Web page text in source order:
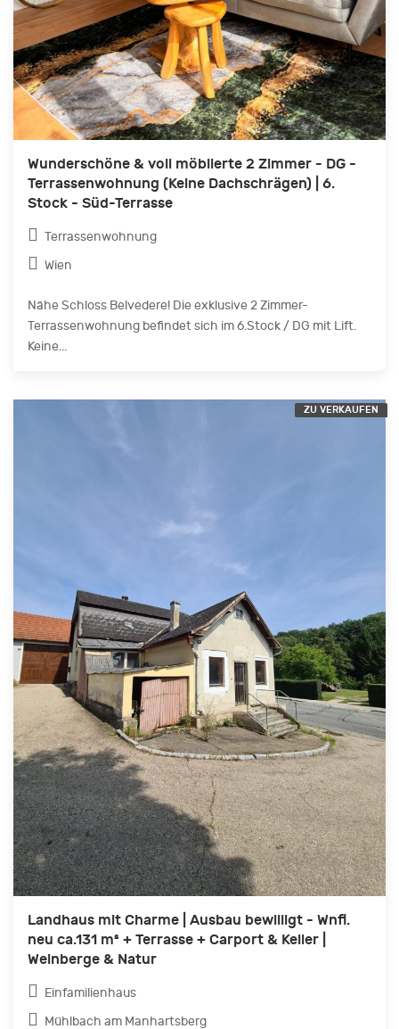
Wunderschöne & voll möblierte 2 Zimmer - DG -
Terrassenwohnung (Keine Dachschrägen) | 6.
Stock - Süd-Terrasse
Terrassenwohnung
Wien
Nähe Schloss Belvedere! Die exklusive 2 Zimmer-
Terrassenwohnung befindet sich im 6.Stock / DG mit Lift.
Keine...
Landhaus mit Charme | Ausbau bewilligt - Wnfl.
neu ca.131 m² + Terrasse + Carport & Keller |
Weinberge & Natur
Einfamilienhaus
Mühlbach am Manhartsberg
ZU VERKAUFEN